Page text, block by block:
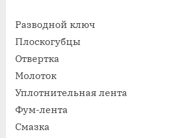
Разводной ключ
Плоскогубцы
Отвертка
Молоток
Уплотнительная лента
Фум-лента
Смазка